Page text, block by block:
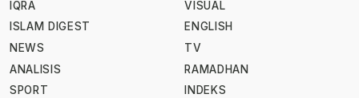
IQRA
ISLAM DIGEST
NEWS
ANALISIS
SPORT
VISUAL
ENGLISH
TV
RAMADHAN
INDEKS